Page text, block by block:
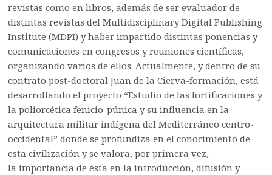
revistas como en libros, además de ser evaluador de
distintas revistas del Multidisciplinary Digital Publishing
Institute (MDPI) y haber impartido distintas ponencias y
comunicaciones en congresos y reuniones científicas,
organizando varios de ellos. Actualmente, y dentro de su
contrato post-doctoral Juan de la Cierva-formación, está
desarrollando el proyecto “Estudio de las fortificaciones y
la poliorcética fenicio-púnica y su influencia en la
arquitectura militar indígena del Mediterráneo centro-
occidental” donde se profundiza en el conocimiento de
esta civilización y se valora, por primera vez,
la importancia de ésta en la introducción, difusión y